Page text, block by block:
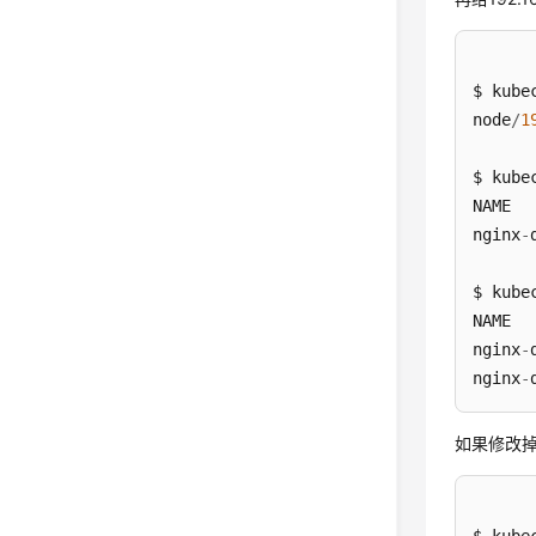
$
node/
$
nginx-
$
nginx-
nginx-
如果修改